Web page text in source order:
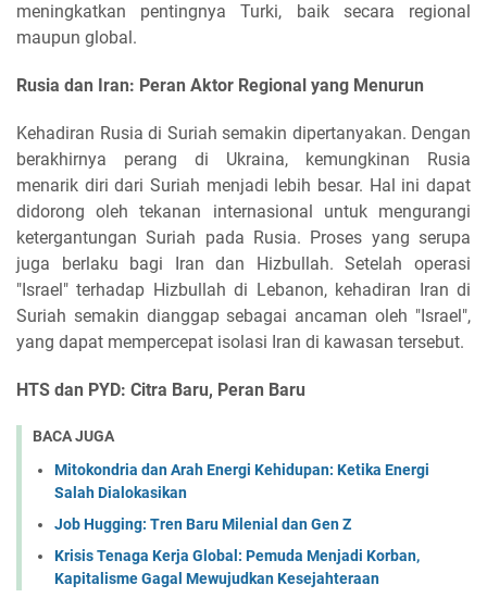
meningkatkan pentingnya Turki, baik secara regional
maupun global.
Rusia dan Iran: Peran Aktor Regional yang Menurun
Kehadiran Rusia di Suriah semakin dipertanyakan. Dengan
berakhirnya perang di Ukraina, kemungkinan Rusia
menarik diri dari Suriah menjadi lebih besar. Hal ini dapat
didorong oleh tekanan internasional untuk mengurangi
ketergantungan Suriah pada Rusia. Proses yang serupa
juga berlaku bagi Iran dan Hizbullah. Setelah operasi
"Israel" terhadap Hizbullah di Lebanon, kehadiran Iran di
Suriah semakin dianggap sebagai ancaman oleh "Israel",
yang dapat mempercepat isolasi Iran di kawasan tersebut.
HTS dan PYD: Citra Baru, Peran Baru
BACA JUGA
Mitokondria dan Arah Energi Kehidupan: Ketika Energi
Salah Dialokasikan
Job Hugging: Tren Baru Milenial dan Gen Z
Krisis Tenaga Kerja Global: Pemuda Menjadi Korban,
Kapitalisme Gagal Mewujudkan Kesejahteraan